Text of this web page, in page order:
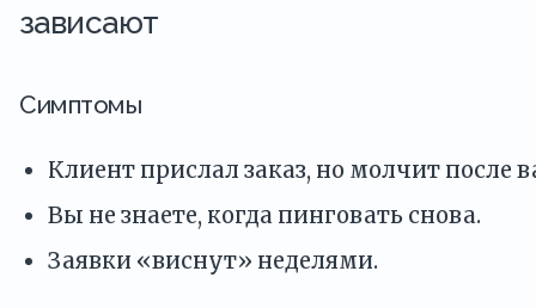
зависают
Симптомы
Клиент прислал заказ, но молчит после
Вы не знаете, когда пинговать снова.
Заявки «виснут» неделями.